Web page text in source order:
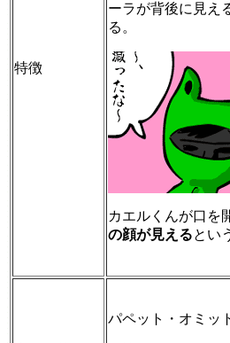
特徴
ーラが背後に見え
る。
カエルくんが口を
の顔が見えるとい
パペット・オミッ